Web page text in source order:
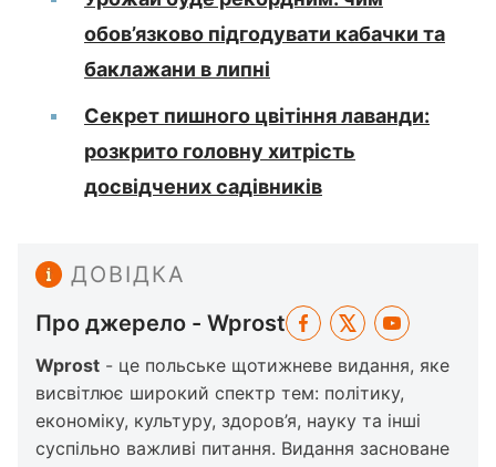
обов’язково підгодувати кабачки та
баклажани в липні
Секрет пишного цвітіння лаванди:
розкрито головну хитрість
досвідчених садівників
ДОВІДКА
Про джерело - Wprost
Wprost - це польське щотижневе видання, яке
висвітлює широкий спектр тем: політику,
економіку, культуру, здоров’я, науку та інші
суспільно важливі питання. Видання засноване